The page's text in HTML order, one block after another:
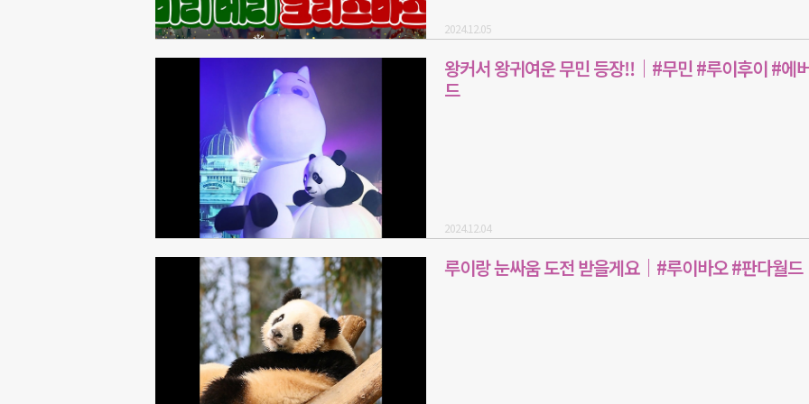
2024.12.05
왕커서 왕귀여운 무민 등장!!｜#무민 #루이후이 #에
드
2024.12.04
루이랑 눈싸움 도전 받을게요｜#루이바오 #판다월드